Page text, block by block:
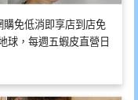
免低消即享店到店免
球，每週五蝦皮直營日